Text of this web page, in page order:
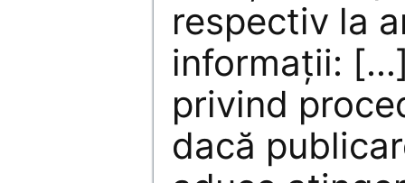
respectiv la
informații:
privind
dacă